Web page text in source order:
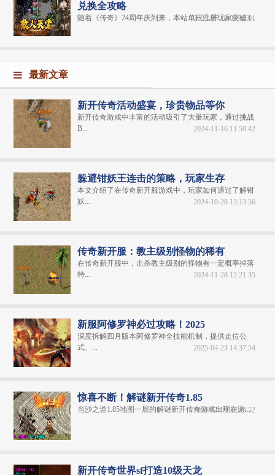
兑换全攻略
随着《传奇》24周年庆到来，本站单日注册玩家突破3...
2025-07-10 06:30:01
最新文章
新开传奇活动盛宴，珍贵物品等你
新开传奇游戏中丰富的活动吸引了大量玩家，通过挑战
B...
2024-11-16 11:59:42
躲避钳妖王连击的策略，玩家生存
本文介绍了在传奇新开服游戏中，玩家如何通过了解钳
妖...
2024-10-28 13:13:56
传奇新开服：教主级别怪物的稀有
在传奇新开服中，击杀教主级别的怪物有一定概率掉落
特...
2024-11-28 12:21:35
新服阿修罗神必过攻略！2025
深度拆解四月版本阿修罗神全技能机制，提供走位公
式、...
2025-04-23 14:37:54
惊喜不断！解谜新开传奇1.85
当沙之道1.85地图一层的解谜新开传奇游戏出现在游...
2024-07-04 13:40:52
新开传奇世界sf打造10级天龙